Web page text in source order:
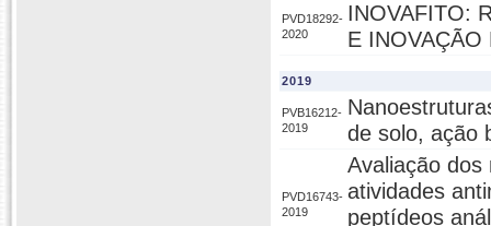
PVD18292-
2020
INOVAFITO:
E INOVAÇÃO
2019
PVB16212-
2019
de solo, ação
PVD16743-
2019
Avaliação dos
atividades
peptídeos